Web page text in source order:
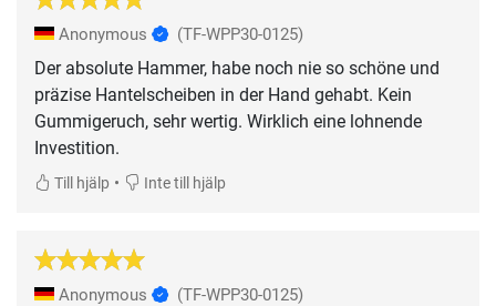
Anonymous (TF-WPP30-0125)
Der absolute Hammer, habe noch nie so schöne und
präzise Hantelscheiben in der Hand gehabt. Kein
Gummigeruch, sehr wertig. Wirklich eine lohnende
Investition.
Till hjälp • Inte till hjälp
Anonymous (TF-WPP30-0125)